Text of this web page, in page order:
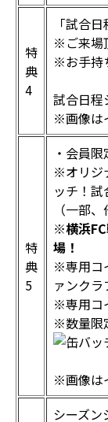
特
典
4
「試合
※ご来場
※お手持
試合日程
※画像は
特
典
5
・会員
※オリジ
ッチ！試
（一部
※横浜
場！
※専用コ
ァンクラ
※専用コ
※数量限
※画像は
シーズン